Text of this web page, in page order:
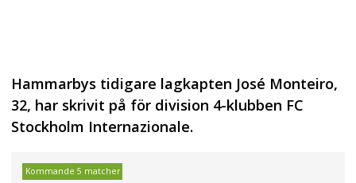
Hammarbys tidigare lagkapten José Monteiro,
32, har skrivit på för division 4-klubben FC
Stockholm Internazionale.
Kommande 5 matcher